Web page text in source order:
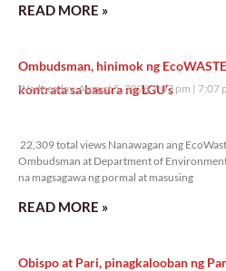
READ MORE »
Ombudsman, hinimok ng
kontrata sa basura ng LGU’s
Wednesday, August 5, 2026 7:07 pm 7:07
22,309 total views Nanawagan ang
Ombudsman at Department of
na magsagawa ng pormal at masusing
READ MORE »
Obispo at Pari, pinagkalooban ng